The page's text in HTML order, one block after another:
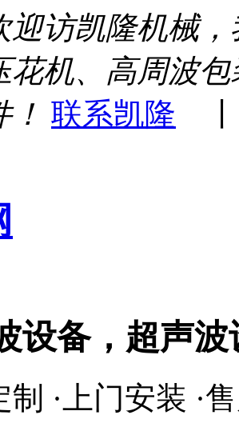
迎访凯隆机械
花机、高周波
联系凯隆
设备，超声
制 ·上门安装 ·